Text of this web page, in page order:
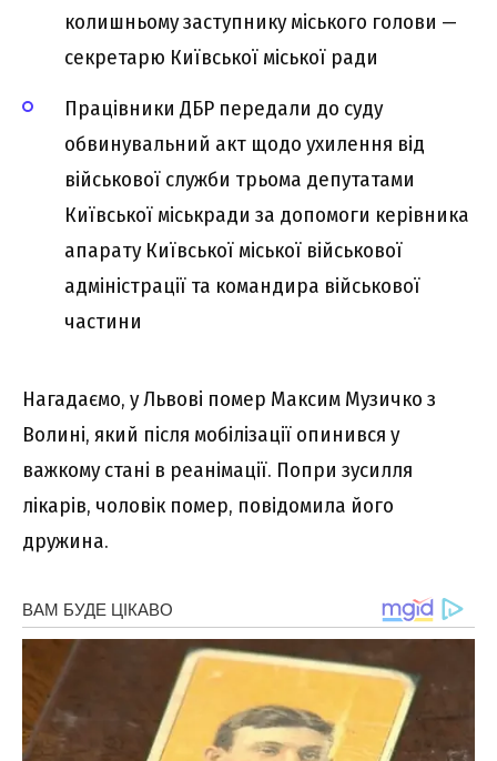
колишньому заступнику міського голови —
секретарю Київської міської ради
Працівники ДБР передали до суду
обвинувальний акт щодо ухилення від
військової служби трьома депутатами
Київської міськради за допомоги керівника
апарату Київської міської військової
адміністрації та командира військової
частини
Нагадаємо, у Львові помер Максим Музичко з
Волині, який після мобілізації опинився у
важкому стані в реанімації. Попри зусилля
лікарів, чоловік помер, повідомила його
дружина.